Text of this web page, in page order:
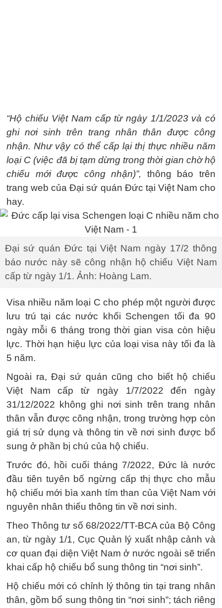
“Hộ chiếu Việt Nam cấp từ ngày 1/1/2023 và có
ghi nơi sinh trên trang nhân thân được công
nhận. Như vậy có thể cấp lại thị thực nhiều năm
loại C (việc đã bị tạm dừng trong thời gian chờ hộ
chiếu mới được công nhận)”,
thông báo trên
trang web của Đại sứ quán Đức tại Việt Nam cho
hay.
Đại sứ quán Đức tại Việt Nam ngày 17/2 thông
báo nước này sẽ công nhận hộ chiếu Việt Nam
cấp từ ngày 1/1. Ảnh: Hoàng Lam.
Visa nhiều năm loại C cho phép một người được
lưu trú tại các nước khối Schengen tối đa 90
ngày mỗi 6 tháng trong thời gian visa còn hiệu
lực. Thời hạn hiệu lực của loại visa này tối đa là
5 năm.
Ngoài ra, Đại sứ quán cũng cho biết hộ chiếu
Việt Nam cấp từ ngày 1/7/2022 đến ngày
31/12/2022 không ghi nơi sinh trên trang nhân
thân vẫn được công nhận, trong trường hợp còn
giá trị sử dụng và thông tin về nơi sinh được bổ
sung ở phần bị chú của hộ chiếu.
Trước đó, hồi cuối tháng 7/2022, Đức là nước
đầu tiên tuyên bố ngừng cấp thị thực cho mẫu
hộ chiếu mới bìa xanh tím than của Việt Nam với
nguyên nhân thiếu thông tin về nơi sinh.
Theo Thông tư số 68/2022/TT-BCA của Bộ Công
an, từ ngày 1/1, Cục Quản lý xuất nhập cảnh và
cơ quan đại diện Việt Nam ở nước ngoài sẽ triển
khai cấp hộ chiếu bổ sung thông tin “nơi sinh”.
Hộ chiếu mới có chỉnh lý thông tin tại trang nhân
thân, gồm bổ sung thông tin “nơi sinh”; tách riêng